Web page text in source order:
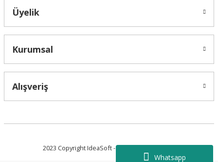
Whatsapp
Üyelik
Kurumsal
Alışveriş
2023 Copyright IdeaSoft - Tüm Hakları Saklıdır.